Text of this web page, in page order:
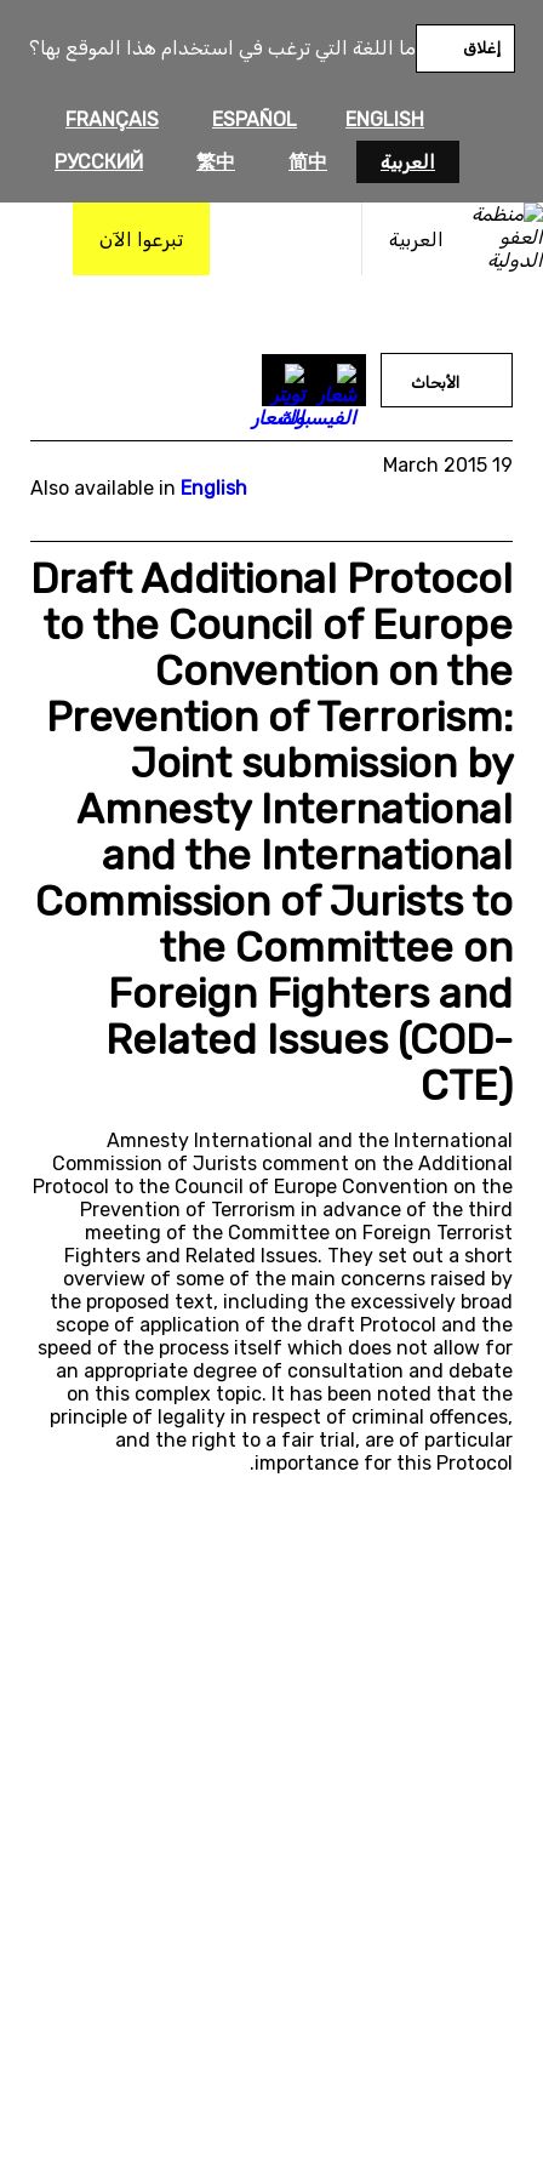
ما اللغة التي ترغب في استخدام هذا الموقع بها؟
ENGLISH
ESPAÑOL
FRANÇAIS
العربية
简中
繁中
РУССКИЙ
إغلاق
العربية تبرعوا الآن
المحتوى
الأبحاث
19 March 2015
Also available in English
Draft Additional Protocol
to the Council of Europe
Convention on the
Prevention of Terrorism:
Joint submission by
Amnesty International
and the International
Commission of Jurists to
the Committee on
Foreign Fighters and
Related Issues (COD-
CTE)
Amnesty International and the International
Commission of Jurists comment on the Additional
Protocol to the Council of Europe Convention on the
Prevention of Terrorism in advance of the third
meeting of the Committee on Foreign Terrorist
Fighters and Related Issues. They set out a short
overview of some of the main concerns raised by
the proposed text, including the excessively broad
scope of application of the draft Protocol and the
speed of the process itself which does not allow for
an appropriate degree of consultation and debate
on this complex topic. It has been noted that the
principle of legality in respect of criminal offences,
and the right to a fair trial, are of particular
importance for this Protocol.